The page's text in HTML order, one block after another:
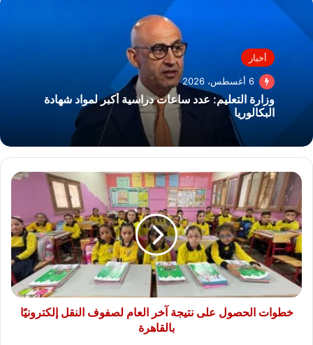
أخبار
6 أغسطس، 2026
وزارة التعليم: عدد ساعات دراسية أكبر لمواد شهادة
البكالوريا
خطوات
الحصول
على
نتيجة
آخر
العام
لصفوف
النقل
إلكترونيًا
​خطوات الحصول على نتيجة آخر العام لصفوف النقل إلكترونيًا
بالقاهرة